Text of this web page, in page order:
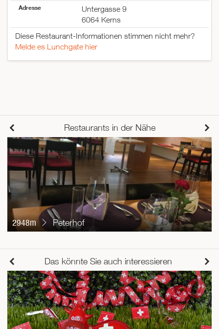
Adresse
Untergasse 9
6064 Kerns
Diese Restaurant-Informationen stimmen nicht mehr?
Melde es Lunchgate hier
Restaurants in der Nähe
2948m Peterhof
Das könnte Sie auch interessieren